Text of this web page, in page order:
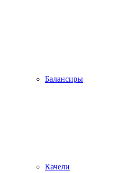
Балансиры
Качели